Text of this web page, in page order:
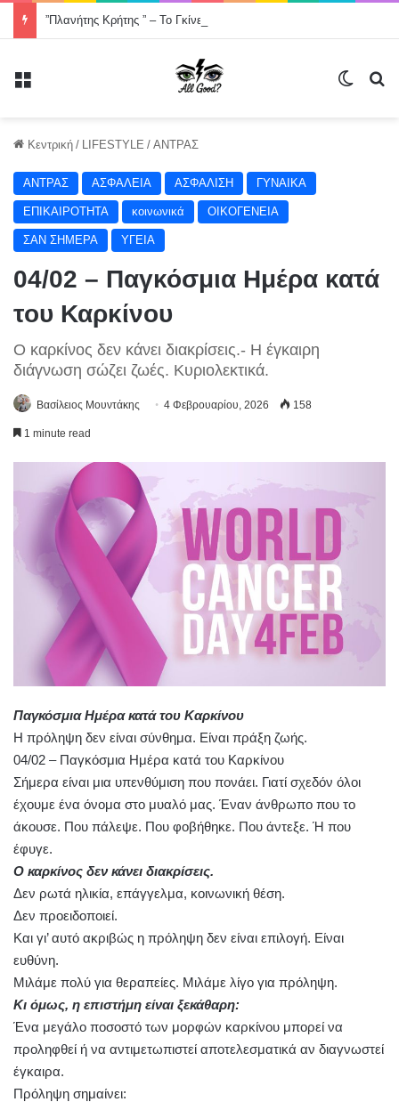
Κεντρική / LIFESTYLE / ΑΝΤΡΑΣ
ΑΝΤΡΑΣ ΑΣΦΑΛΕΙΑ ΑΣΦΑΛΙΣΗ ΓΥΝΑΙΚΑ
ΕΠΙΚΑΙΡΟΤΗΤΑ κοινωνικά ΟΙΚΟΓΕΝΕΙΑ
ΣΑΝ ΣΗΜΕΡΑ ΥΓΕΙΑ
04/02 – Παγκόσμια Ημέρα κατά
του Καρκίνου
Ο καρκίνος δεν κάνει διακρίσεις.- Η έγκαιρη
διάγνωση σώζει ζωές. Κυριολεκτικά.
Βασίλειος Μουντάκης 4 Φεβρουαρίου, 2026 158
1 minute read
Παγκόσμια Ημέρα κατά του Καρκίνου
Η πρόληψη δεν είναι σύνθημα. Είναι πράξη ζωής.
04/02 – Παγκόσμια Ημέρα κατά του Καρκίνου
Σήμερα είναι μια υπενθύμιση που πονάει. Γιατί σχεδόν όλοι
έχουμε ένα όνομα στο μυαλό μας. Έναν άνθρωπο που το
άκουσε. Που πάλεψε. Που φοβήθηκε. Που άντεξε. Ή που
έφυγε.
Ο καρκίνος δεν κάνει διακρίσεις.
Δεν ρωτά ηλικία, επάγγελμα, κοινωνική θέση.
Δεν προειδοποιεί.
Και γι’ αυτό ακριβώς η πρόληψη δεν είναι επιλογή. Είναι
ευθύνη.
Μιλάμε πολύ για θεραπείες. Μιλάμε λίγο για πρόληψη.
Κι όμως, η επιστήμη είναι ξεκάθαρη:
Ένα μεγάλο ποσοστό των μορφών καρκίνου μπορεί να
προληφθεί ή να αντιμετωπιστεί αποτελεσματικά αν διαγνωστεί
έγκαιρα.
Πρόληψη σημαίνει: